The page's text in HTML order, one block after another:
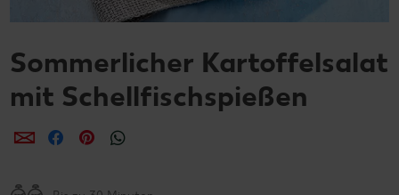
Sommerlicher Kartoffelsalat
mit Schellfischspießen
per E-Mail teilen
per Facebook teilen
per Pinterest teilen